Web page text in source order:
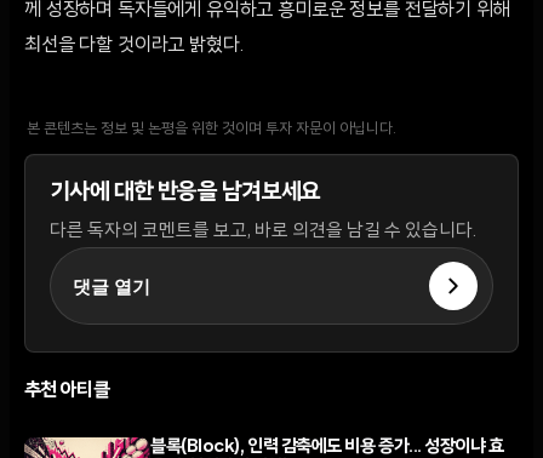
께 성장하며 독자들에게 유익하고 흥미로운 정보를 전달하기 위해
최선을 다할 것이라고 밝혔다.
본 콘텐츠는 정보 및 논평을 위한 것이며 투자 자문이 아닙니다.
기사에 대한 반응을 남겨보세요
다른 독자의 코멘트를 보고, 바로 의견을 남길 수 있습니다.
댓글 열기
추천 아티클
블록(Block), 인력 감축에도 비용 증가... 성장이냐 효